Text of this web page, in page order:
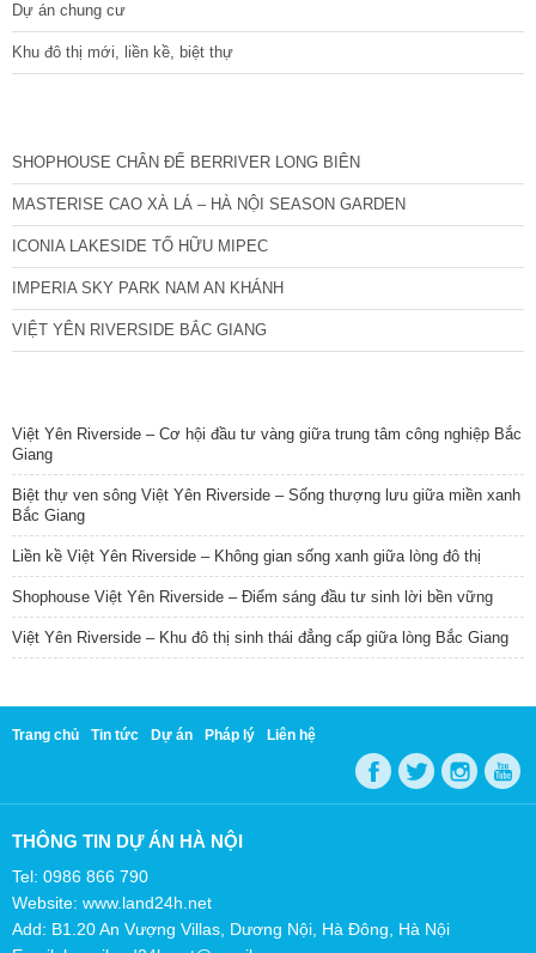
Dự án chung cư
Khu đô thị mới, liền kề, biệt thự
SHOPHOUSE CHÂN ĐẾ BERRIVER LONG BIÊN
MASTERISE CAO XÀ LÁ – HÀ NỘI SEASON GARDEN
ICONIA LAKESIDE TỐ HỮU MIPEC
IMPERIA SKY PARK NAM AN KHÁNH
VIỆT YÊN RIVERSIDE BẮC GIANG
Việt Yên Riverside – Cơ hội đầu tư vàng giữa trung tâm công nghiệp Bắc
Giang
Biệt thự ven sông Việt Yên Riverside – Sống thượng lưu giữa miền xanh
Bắc Giang
Liền kề Việt Yên Riverside – Không gian sống xanh giữa lòng đô thị
Shophouse Việt Yên Riverside – Điểm sáng đầu tư sinh lời bền vững
Việt Yên Riverside – Khu đô thị sinh thái đẳng cấp giữa lòng Bắc Giang
Trang chủ Tin tức Dự án Pháp lý Liên hệ
THÔNG TIN DỰ ÁN HÀ NỘI
Tel: 0986 866 790
Website: www.land24h.net
Add: B1.20 An Vượng Villas, Dương Nội, Hà Đông, Hà Nội